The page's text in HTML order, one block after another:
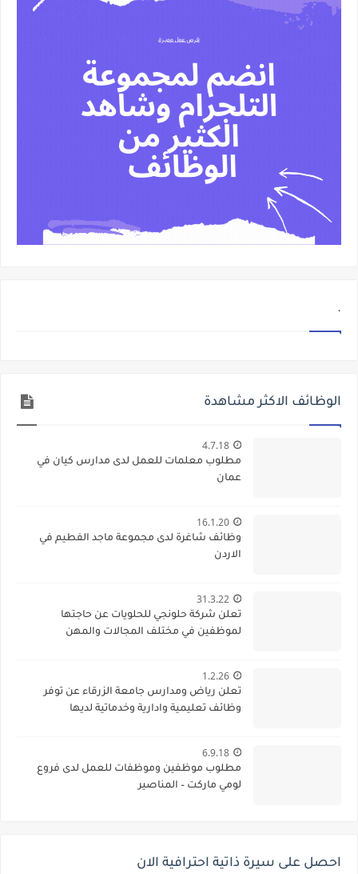
.
الوظائف الاكثر مشاهدة
4.7.18
مطلوب معلمات للعمل لدى مدارس كيان في
عمان
16.1.20
وظائف شاغرة لدى مجموعة ماجد الفطيم في
الاردن
31.3.22
تعلن شركة حلونجي للحلويات عن حاجتها
لموظفين في مختلف المجالات والمهن
1.2.26
تعلن رياض ومدارس جامعة الزرقاء عن توفر
وظائف تعليمية وادارية وخدماتية لديها
6.9.18
مطلوب موظفين وموظفات للعمل لدى فروع
لومي ماركت – المناصير
احصل على سيرة ذاتية احترافية الان